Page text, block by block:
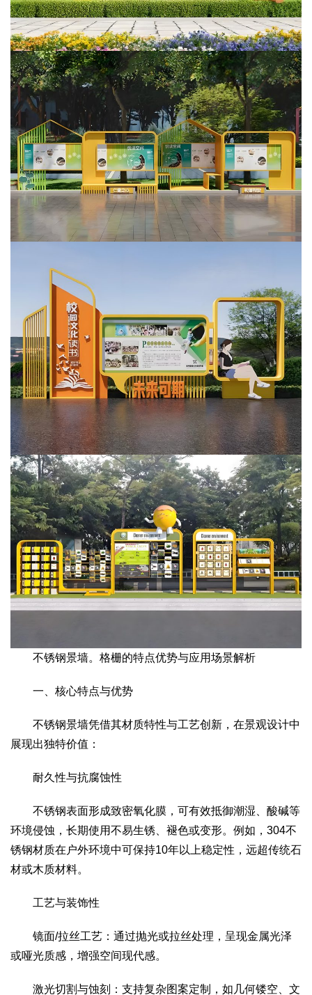
不锈钢景墙。格栅的特点优势与应用场景解析
一、核心特点与优势
不锈钢景墙凭借其材质特性与工艺创新，在景观设计中
展现出独特价值：
耐久性与抗腐蚀性
不锈钢表面形成致密氧化膜，可有效抵御潮湿、酸碱等
环境侵蚀，长期使用不易生锈、褪色或变形。例如，304不
锈钢材质在户外环境中可保持10年以上稳定性，远超传统石
材或木质材料。
工艺与装饰性
镜面/拉丝工艺：通过抛光或拉丝处理，呈现金属光泽
或哑光质感，增强空间现代感。
激光切割与蚀刻：支持复杂图案定制，如几何镂空、文